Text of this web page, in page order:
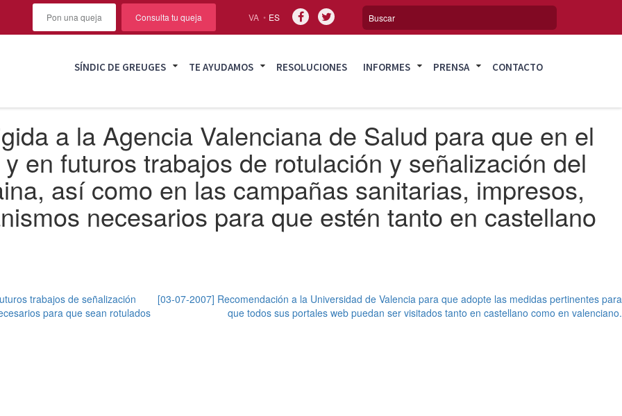
VA ES
Pon una queja Consulta tu queja
SÍNDIC DE GREUGES TE AYUDAMOS RESOLUCIONES INFORMES PRENSA CONTACTO
a la Agencia Valenciana de Salud para que en el
en futuros trabajos de rotulación y señalización del
así como en las campañas sanitarias, impresos,
necesarios para que estén tanto en castellano
trabajos de señalización
para que sean rotulados
[03-07-2007] Recomendación a la Universidad de Valencia para que adopte las medidas pertinentes para
que todos sus portales web puedan ser visitados tanto en castellano como en valenciano.